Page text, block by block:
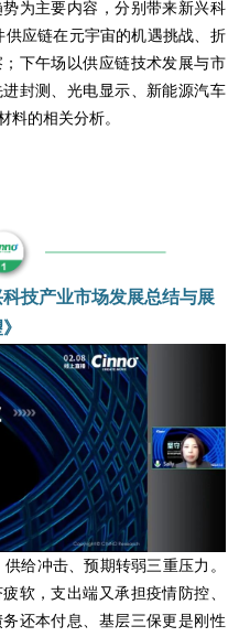
为主要内容，分别带来新兴科
应链在元宇宙的机遇挑战、折
下午场以供应链技术发展与市
封测、光电显示、新能源汽车
料的相关分析。
技产业市场发展总结与展
给冲击、预期转弱三重压力。
软，支出端又承担疫情防控、
还本付息、基层三保更是刚性